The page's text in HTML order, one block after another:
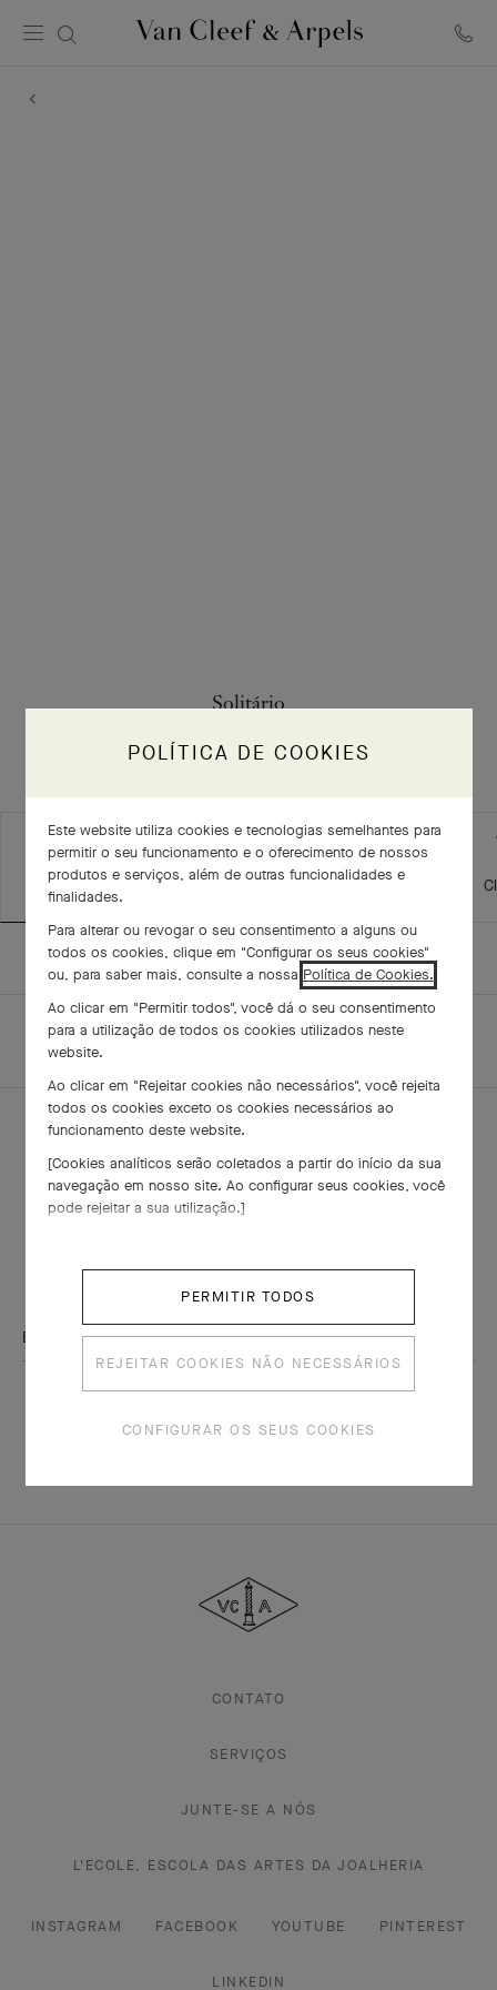
Solitário
Informação
Modelo Quilate Cor
GUARDE E CONTACTE-NOS
HOMEPAGE
YOUR POETIC SETTING®
NEWSLETTER VAN CLEEF & ARPELS
segredos do savoir-faire. Fique por dentro de todas as novidades
da Van Cleef & Arpels.
ENDEREÇO DE E-MAIL
Assinar
&
Arpels
CONTATO
SERVIÇOS
JUNTE-SE A NÓS
L'ECOLE, ESCOLA DAS ARTES DA JOALHERIA
INSTAGRAM FACEBOOK YOUTUBE PINTEREST
LINKEDIN
POLÍTICA DE COOKIES
Este website utiliza cookies e tecnologias semelhantes para
permitir o seu funcionamento e o oferecimento de nossos
produtos e serviços, além de outras funcionalidades e
finalidades.
Para alterar ou revogar o seu consentimento a alguns ou
todos os cookies, clique em "Configurar os seus cookies"
ou, para saber mais, consulte a nossa Política de Cookies.
Ao clicar em "Permitir todos", você dá o seu consentimento
para a utilização de todos os cookies utilizados neste
website.
Ao clicar em "Rejeitar cookies não necessários", você rejeita
todos os cookies exceto os cookies necessários ao
funcionamento deste website.
[Cookies analíticos serão coletados a partir do início da sua
navegação em nosso site. Ao configurar seus cookies, você
pode rejeitar a sua utilização.]
PERMITIR TODOS
REJEITAR COOKIES NÃO NECESSÁRIOS
CONFIGURAR OS SEUS COOKIES